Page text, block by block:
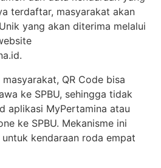
terdaftar, masyarakat akan
yang akan diterima melalui
QR Code bisa
ke SPBU, sehingga tidak
aplikasi MyPertamina atau
ke SPBU. Mekanisme ini
kendaraan roda empat